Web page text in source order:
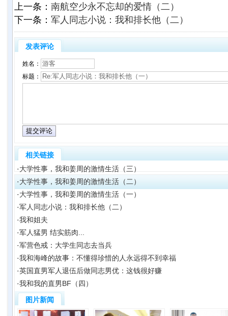
上一条： 南航空少永不忘却的爱情（二）
下一条： 军人同志小说：我和排长他（二）
发表评论
姓名：
标题：
相关链接
·大学性事，我和姜周的激情生活（三）
·大学性事，我和姜周的激情生活（二）
·大学性事，我和姜周的激情生活（一）
·军人同志小说：我和排长他（二）
·我和姐夫
·军人猛男 结实筋肉...
·军营色戒：大学生同志去当兵
·我和海峰的故事：不懂得珍惜的人永远得不到幸福
·英国直男军人退伍后做同志男优：这钱很好赚
·我和我的直男BF（四）
图片新闻